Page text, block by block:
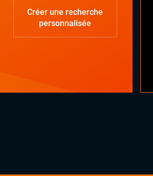
Créer une recherche
personnalisée